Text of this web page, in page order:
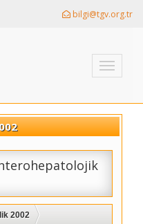
bilgi@tgv.org.tr
Toggle
2002